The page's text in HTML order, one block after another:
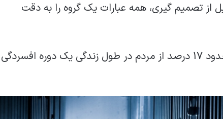
از تصمیم گیری، همه عبارات یک گروه را به دقت
افسردگی بین مردم شایع است و حدود 17 درصد از مردم در طول زندگی یک دوره افسردگی